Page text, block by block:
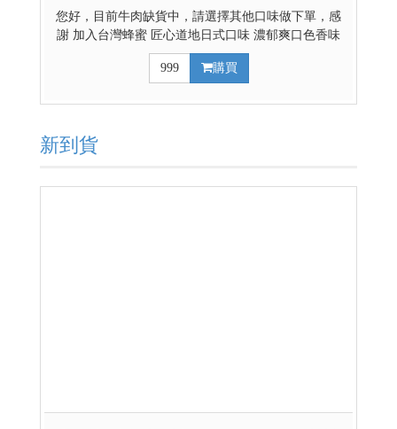
您好，目前牛肉缺貨中，請選擇其他口味做下單，感
謝 加入台灣蜂蜜 匠心道地日式口味 濃郁爽口色香味
俱全 豐富的餡料超滿足 雞豬牛三種選擇 輕鬆煮出好
料理 日式辣味咖哩請點這裡 日式原味混搭辣味咖哩請
999 購買
新到貨